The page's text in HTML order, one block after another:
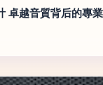
卓越音質背后的專